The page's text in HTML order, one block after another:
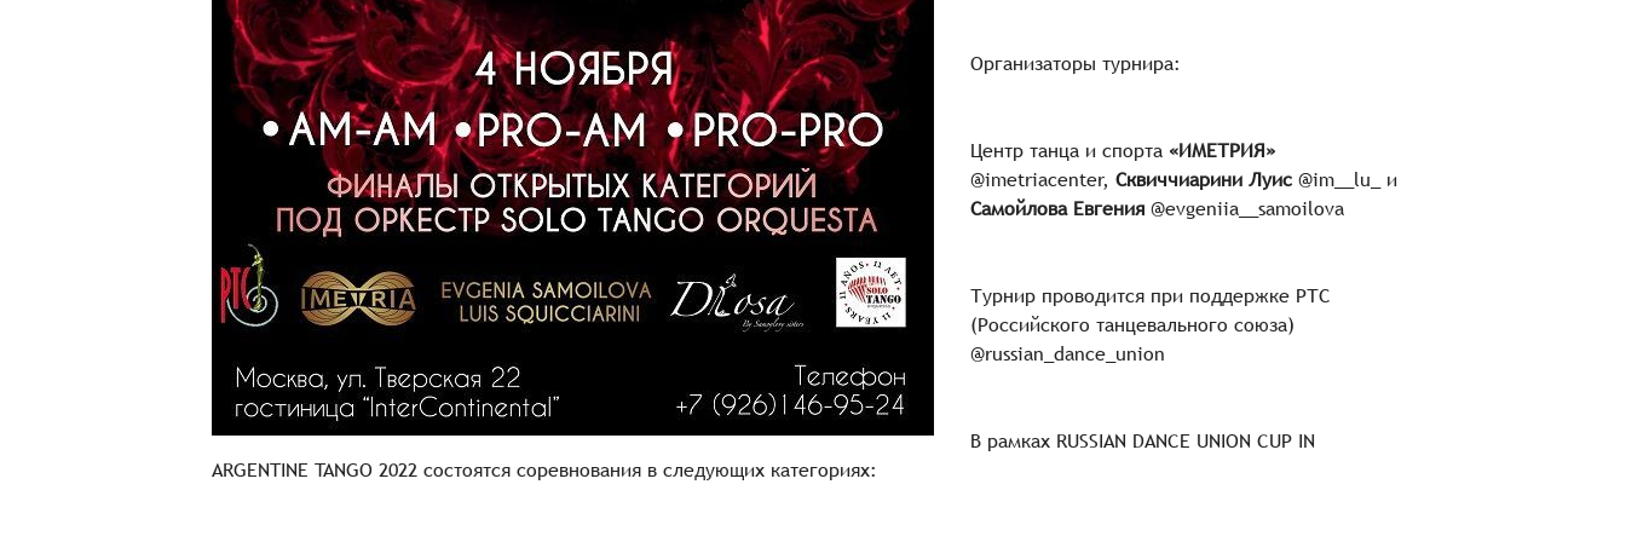
Организаторы турнира:
Центр танца и спорта «ИМЕТРИЯ»
@imetriacenter, Сквиччиарини Луис @im__lu_ и
Самойлова Евгения @evgeniia__samoilova
Турнир проводится при поддержке РТС
(Российского танцевального союза)
@russian_dance_union
В рамках RUSSIAN DANCE UNION CUP IN
ARGENTINE TANGO 2022 состоятся соревнования в следующих категориях: